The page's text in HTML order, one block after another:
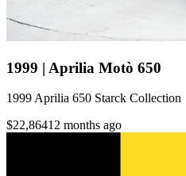
1999 | Aprilia Motò 650
1999 Aprilia 650 Starck Collection
$22,86412 months ago